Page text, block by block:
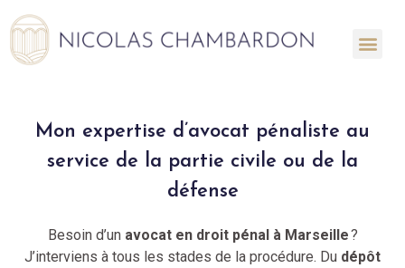
Mon expertise d’avocat pénaliste au
service de la partie civile ou de la
défense
Besoin d’un avocat en droit pénal à Marseille?
J’interviens à tous les stades de la procédure. Du dépôt